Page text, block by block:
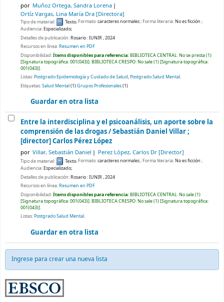
por Muñoz Ortega, Sandra Lorena
Ortíz Vargas, Lina María Dra[Directora]
Tipo de material: Texto; Formato:caracteres normales; Forma literaria:No es ficción ;
Audiencia:Especializado;
Detalles de publicación:Rosario :IUNIR ,2024
Recursos en línea:Resumen en PDF
Disponibilidad:Ítems disponibles para referencia: BIBLIOTECA CENTRAL: No se presta(1)
Signatura topográfica:001(043) .BIBLIOTECA CRESPO: No sale(1) Signatura topográfica:
001(043) .
Listas:Postgrado Epidemiología y Cuidado de Salud,Postgrado Salud Mental.
Etiquetas:Salud Mental(1)Grupos Profesionales(1)
Guardar en otra lista
Entre la interdisciplina y el psicoanálisis, un aporte sobre la
comprensión de las drogas /Sebastián Daniel Villar ;
[director] Carlos Pérez López
por Villar, Sebastián Daniel Perez López, Carlos Dr [Director]
Tipo de material: Texto; Formato:caracteres normales; Forma literaria:No es ficción ;
Audiencia:Especializado;
Detalles de publicación:Rosario :IUNIR ,2024
Recursos en línea:Resumen en PDF
Disponibilidad:Ítems disponibles para referencia: BIBLIOTECA CENTRAL: No sale(1)
Signatura topográfica:001(043) .BIBLIOTECA CRESPO: No sale(1) Signatura topográfica:
001(043) .
Listas:Postgrado Salud Mental.
Guardar en otra lista
Ingrese para crear una nueva lista